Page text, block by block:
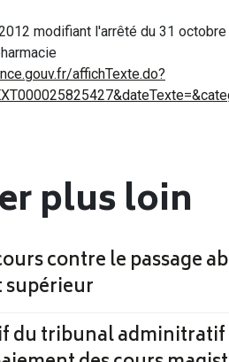
modifiant l'arrêté du 31
affichTexte.do?
plus loin
contre le passage
supérieur
du tribunal